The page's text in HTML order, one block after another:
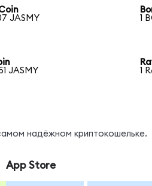
JASMY
1
JASMY
1
надёжном криптокошельке.
App Store